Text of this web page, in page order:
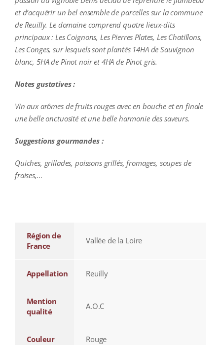
et d’acquérir un bel ensemble de parcelles sur la commune
de Reuilly. Le domaine comprend quatre lieux-dits
principaux : Les Coignons, Les Pierres Plates, Les Chatillons,
Les Conges, sur lesquels sont plantés 14HA de Sauvignon
blanc, 5HA de Pinot noir et 4HA de Pinot gris.
Notes gustatives :
Vin aux arômes de fruits rouges avec en bouche et en finale
une belle onctuosité et une belle harmonie des saveurs.
Suggestions gourmandes :
Quiches, grillades, poissons grillés, fromages, soupes de
fraises,…
Région de
France
Vallée de la Loire
Appellation Reuilly
Mention
qualité
A.O.C
Couleur Rouge